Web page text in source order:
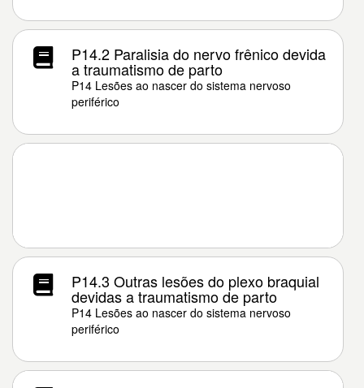
P14.2 Paralisia do nervo frênico devida
a traumatismo de parto
P14 Lesões ao nascer do sistema nervoso
periférico
P14.3 Outras lesões do plexo braquial
devidas a traumatismo de parto
P14 Lesões ao nascer do sistema nervoso
periférico